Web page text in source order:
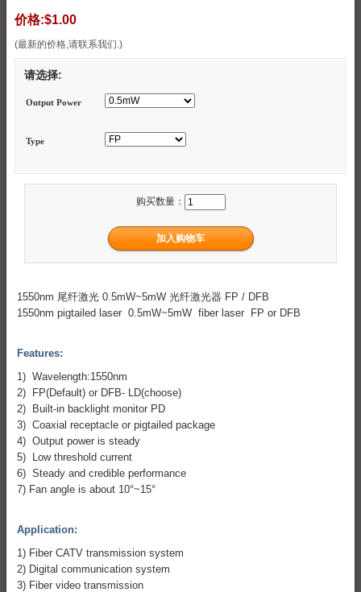
价格:$1.00
(最新的价格,请联系我们.)
请选择:
Output Power
Type
购买数量：
1550nm 尾纤激光 0.5mW~5mW 光纤激光器 FP / DFB
1550nm pigtailed laser 0.5mW~5mW fiber laser FP or DFB
Features:
1) Wavelength:1550nm
2) FP(Default) or DFB- LD(choose)
2) Built-in backlight monitor PD
3) Coaxial receptacle or pigtailed package
4) Output power is steady
5) Low threshold current
6) Steady and credible performance
7) Fan angle is about 10°~15°
Application:
1) Fiber CATV transmission system
2) Digital communication system
3) Fiber video transmission